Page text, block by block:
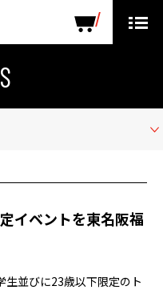
イベントを東名阪福
生並びに23歳以下限定のト